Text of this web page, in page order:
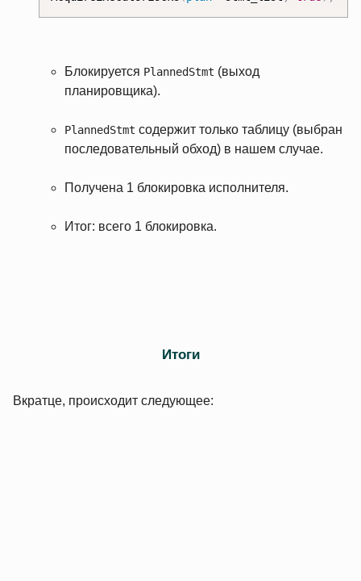
Блокируется PlannedStmt (выход
планировщика).
PlannedStmt содержит только таблицу (выбран
последовательный обход) в нашем случае.
Получена 1 блокировка исполнителя.
Итог: всего 1 блокировка.
Итоги
Вкратце, происходит следующее: